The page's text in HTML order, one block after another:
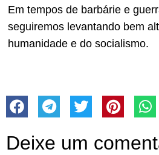
Em tempos de barbárie e
seguiremos levantando bem
humanidade e do socialismo.
Deixe um